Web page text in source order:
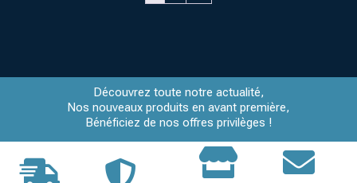
Découvrez toute notre actualité,
Nos nouveaux produits en avant première,
Bénéficiez de nos offres privilèges !